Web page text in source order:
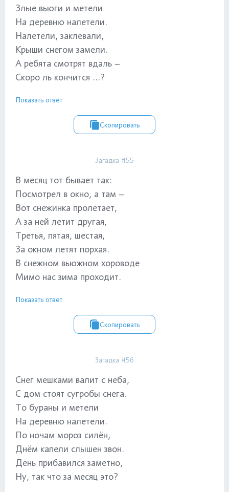
Злые вьюги и метели
На деревню налетели.
Налетели, заклевали,
Крыши снегом замели.
А ребята смотрят вдаль –
Скоро ль кончится ...?
Показать ответ
Скопировать
Загадка #55
В месяц тот бывает так:
Посмотрел в окно, а там –
Вот снежинка пролетает,
А за ней летит другая,
Третья, пятая, шестая,
За окном летят порхая.
В снежном вьюжном хороводе
Мимо нас зима проходит.
Показать ответ
Скопировать
Загадка #56
Снег мешками валит с неба,
С дом стоят сугробы снега.
То бураны и метели
На деревню налетели.
По ночам мороз силён,
Днём капели слышен звон.
День прибавился заметно,
Ну, так что за месяц это?